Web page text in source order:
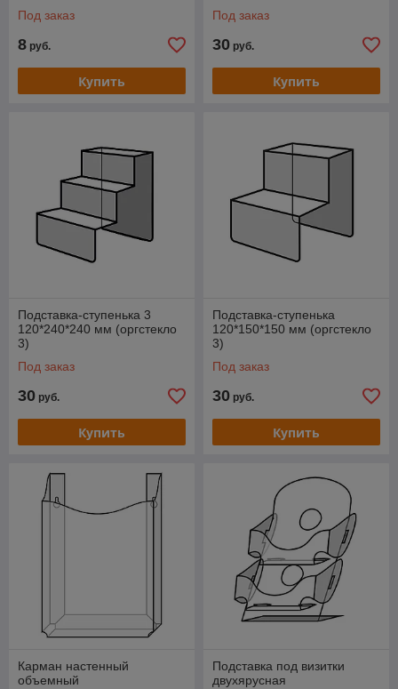
Под заказ
8 руб.
Купить
Под заказ
30 руб.
Купить
Подставка-ступенька 3
120*240*240 мм (оргстекло
3)
Под заказ
30 руб.
Купить
Подставка-ступенька
120*150*150 мм (оргстекло
3)
Под заказ
30 руб.
Купить
Карман настенный
объемный
Подставка под визитки
двухярусная